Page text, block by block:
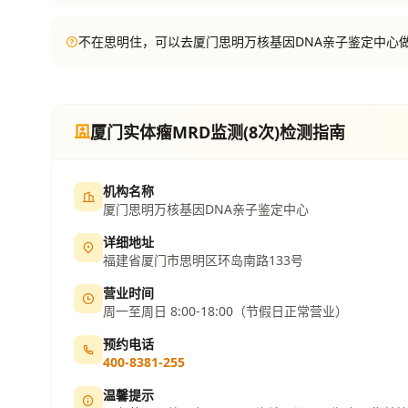
不在思明住，可以去厦门思明万核基因DNA亲子鉴定中心
厦门实体瘤MRD监测(8次)检测指南
机构名称
厦门思明万核基因DNA亲子鉴定中心
详细地址
福建省厦门市思明区环岛南路133号
营业时间
周一至周日 8:00-18:00（节假日正常营业）
预约电话
400-8381-255
温馨提示